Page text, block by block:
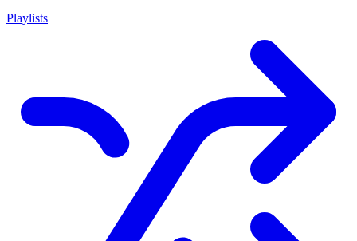
Playlists